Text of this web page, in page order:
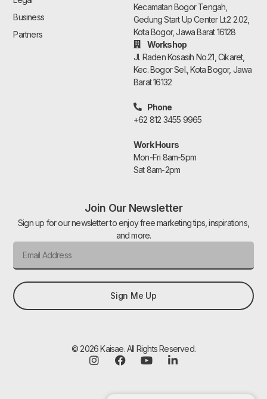
Business
Partners
Kecamatan Bogor Tengah,
Gedung Start Up Center Lt.2 2.02,
Kota Bogor, Jawa Barat 16128
Workshop
Jl. Raden Kosasih No.21, Cikaret,
Kec. Bogor Sel., Kota Bogor, Jawa
Barat 16132
Phone
+62 812 3455 9965
Work Hours
Mon-Fri 8am-5pm
Sat 8am-2pm
Join Our Newsletter
Sign up for our newsletter to enjoy free marketing tips, inspirations,
and more.
Sign Me Up
© 2026 Kaisae. All Rights Reserved.